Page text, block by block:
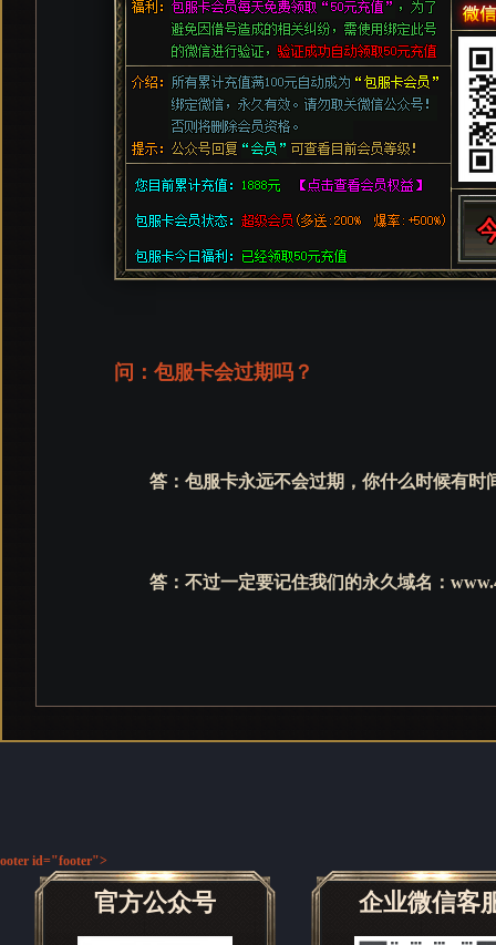
问：包服卡会过期吗？
答：包服卡永远不会过期，你什么时候有
答：不过一定要记住我们的永久域名：
ooter id="footer">
官方公众号 企业微信客